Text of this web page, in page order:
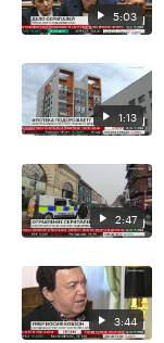
5:03
1:13
2:47
3:44